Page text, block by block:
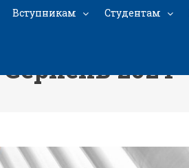
Вступникам Студентам
2024